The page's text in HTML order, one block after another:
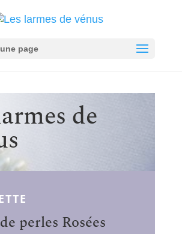
page
de
perles Rosées